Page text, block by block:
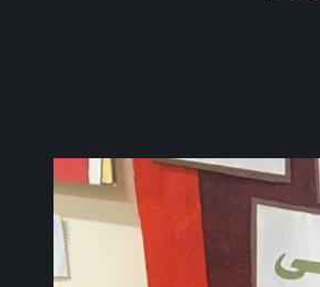
إسبانيا تشدد الرقابة على حدودها مع إيطاليا
وطلب فدية.. “فيليكس” يعود من لبنان ليحلّق
والشرطة العراقي ينتظر الحسم – الأسبوع
توفيق والأهلي بدأ الخطة البديلة – الأسبوع